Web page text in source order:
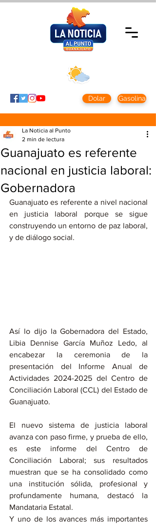
Dolar Gasolina
Guanajuato es referente
nacional en justicia laboral:
Gobernadora
La Noticia al Punto
2 min de lectura
Guanajuato es referente a nivel nacional
en justicia laboral porque se sigue
construyendo un entorno de paz laboral,
y de diálogo social.
Así lo dijo la Gobernadora del Estado,
Libia Dennise García Muñoz Ledo, al
encabezar la ceremonia de la
presentación del Informe Anual de
Actividades 2024-2025 del Centro de
Conciliación Laboral (CCL) del Estado de
Guanajuato.
El nuevo sistema de justicia laboral
avanza con paso firme, y prueba de ello,
es este informe del Centro de
Conciliación Laboral; sus resultados
muestran que se ha consolidado como
una institución sólida, profesional y
profundamente humana, destacó la
Mandataria Estatal.
Y uno de los avances más importantes